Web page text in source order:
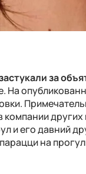
за
На
компании
и его давний
на